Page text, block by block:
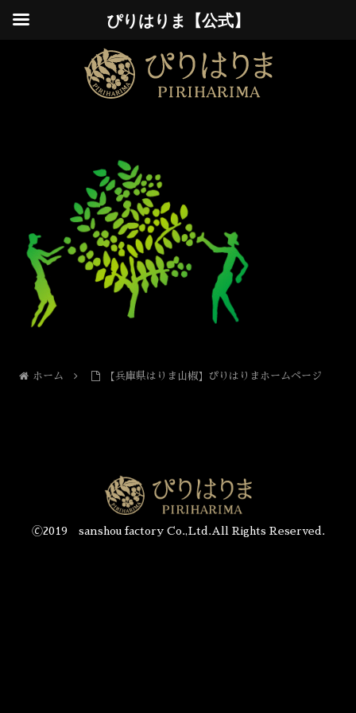
ホーム 【兵庫県はりま山椒】ぴりはりまホームページ
🄫2019 sanshou factory Co.,Ltd.All Rights Reserved.
ぴりはりま【公式】